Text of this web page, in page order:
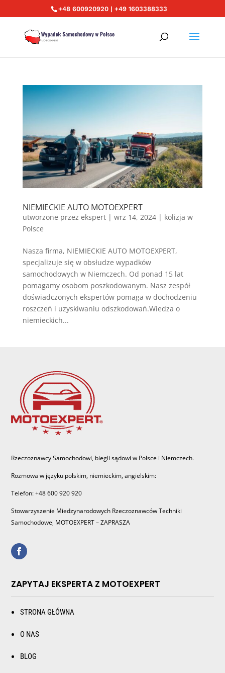
+48 600920920 | +49 1603388333
NIEMIECKIE AUTO MOTOEXPERT
utworzone przez ekspert| wrz 14, 2024| kolizja w
Polsce
Nasza firma, NIEMIECKIE AUTO MOTOEXPERT,
specjalizuje się w obsłudze wypadków
samochodowych w Niemczech. Od ponad 15 lat
pomagamy osobom poszkodowanym. Nasz zespół
doświadczonych ekspertów pomaga w dochodzeniu
roszczeń i uzyskiwaniu odszkodowań.Wiedza o
niemieckich...
Rzeczoznawcy Samochodowi, biegli sądowi w Polsce i Niemczech.
Rozmowa w języku polskim, niemieckim, angielskim:
Telefon: +48 600 920 920
Stowarzyszenie Miedzynarodowych Rzeczoznawców Techniki
Samochodowej MOTOEXPERT – ZAPRASZA
ZAPYTAJ EKSPERTA Z MOTOEXPERT
STRONA GŁÓWNA
O NAS
BLOG